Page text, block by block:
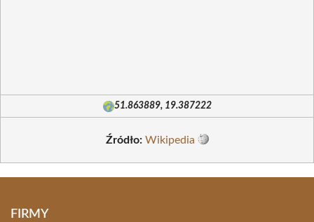
51.863889, 19.387222
Źródło: Wikipedia
FIRMY